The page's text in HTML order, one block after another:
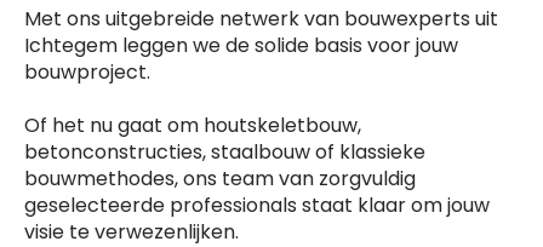
Met ons uitgebreide netwerk van bouwexperts uit
Ichtegem leggen we de solide basis voor jouw
bouwproject.
Of het nu gaat om houtskeletbouw,
betonconstructies, staalbouw of klassieke
bouwmethodes, ons team van zorgvuldig
geselecteerde professionals staat klaar om jouw
visie te verwezenlijken.